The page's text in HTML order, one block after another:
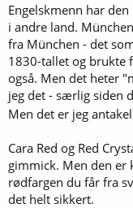
Engelskmenn har
i andre land.
fra München - det
1830-tallet og brukte
også. Men det heter
jeg det - særlig siden
Men det er jeg
Cara Red og Red
gimmick. Men den er
rødfargen du får fra
det helt sikkert.